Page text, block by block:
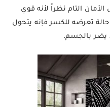
التام نظراً لأنه قوي
تعرضه للكسر فإنه يتحول
يضر بالجسم.